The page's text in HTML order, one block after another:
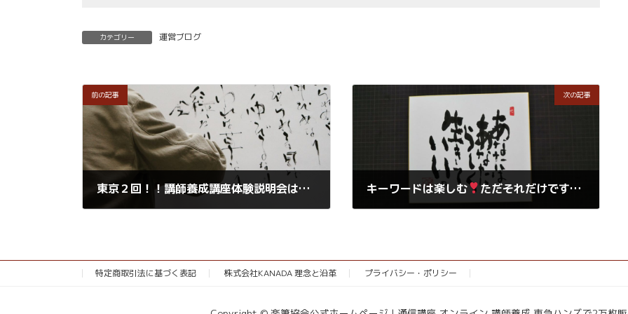
カテゴリー 運営ブログ
前の記事
東京２回！！講師養成講座体験説明会は11月16日午前11時スタート！！！
次の記事
キーワードは楽しむ ただそれだけです・・・
特定商取引法に基づく表記 株式会社KANADA 理念と沿革 プライバシー・ポリシー